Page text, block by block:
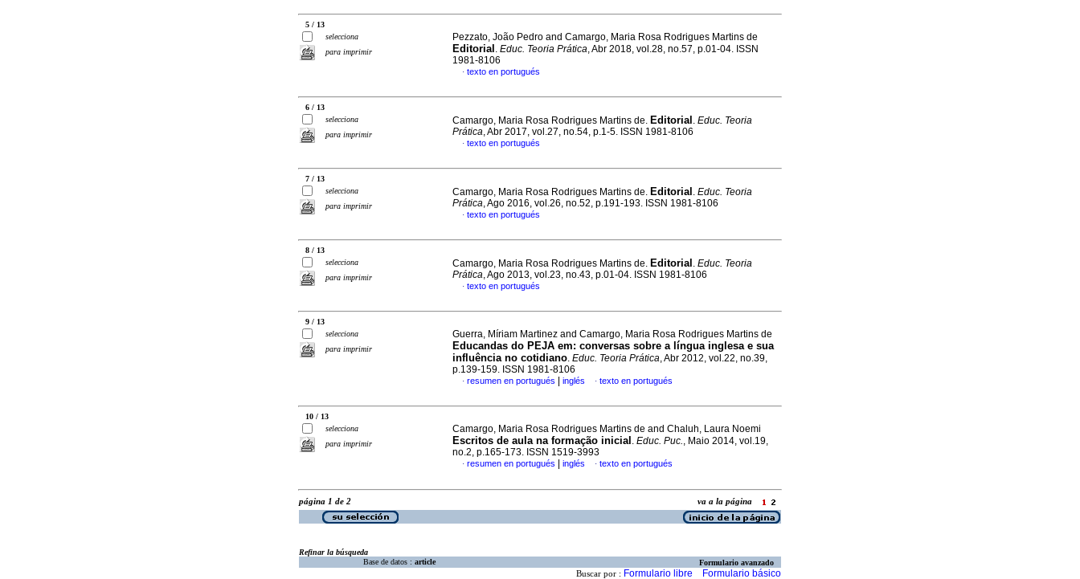
5 / 13
selecciona
para imprimir
Pezzato, João Pedro and Camargo, Maria Rosa Rodrigues Martins de
Editorial . Educ. Teoria Prática, Abr 2018, vol.28, no.57, p.01-04. ISSN
1981-8106
· texto en portugués
6 / 13
selecciona
para imprimir
Camargo, Maria Rosa Rodrigues Martins de. Editorial . Educ. Teoria
Prática, Abr 2017, vol.27, no.54, p.1-5. ISSN 1981-8106
· texto en portugués
7 / 13
selecciona
para imprimir
Camargo, Maria Rosa Rodrigues Martins de. Editorial . Educ. Teoria
Prática, Ago 2016, vol.26, no.52, p.191-193. ISSN 1981-8106
· texto en portugués
8 / 13
selecciona
para imprimir
Camargo, Maria Rosa Rodrigues Martins de. Editorial . Educ. Teoria
Prática, Ago 2013, vol.23, no.43, p.01-04. ISSN 1981-8106
· texto en portugués
9 / 13
selecciona
para imprimir
Guerra, Míriam Martinez and Camargo, Maria Rosa Rodrigues Martins de
Educandas do PEJA em: conversas sobre a língua inglesa e sua
influência no cotidiano. Educ. Teoria Prática, Abr 2012, vol.22, no.39,
p.139-159. ISSN 1981-8106
· resumen en portugués inglés · texto en portugués
10 / 13
selecciona
para imprimir
Camargo, Maria Rosa Rodrigues Martins de and Chaluh, Laura Noemi
Escritos de aula na formação inicial . Educ. Puc., Maio 2014, vol.19,
no.2, p.165-173. ISSN 1519-3993
· resumen en portugués inglés · texto en portugués
página 1 de 2 va a la página
Refinar la búsqueda
Base de datos : article Formulario avanzado
Buscar por : Formulario libre Formulario básico